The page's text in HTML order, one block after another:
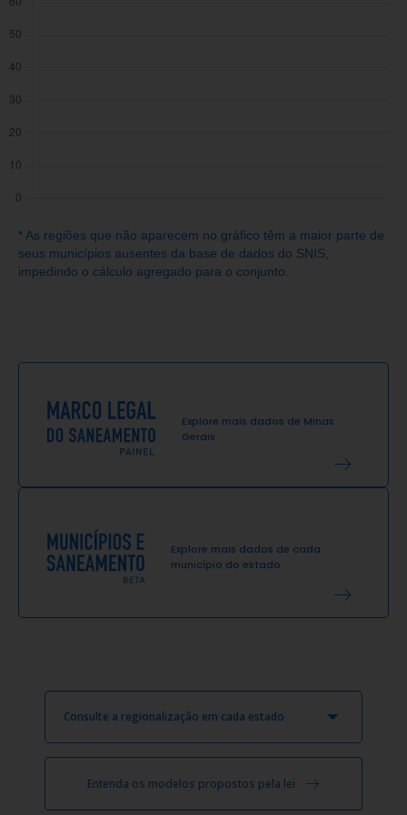
* As regiões que não aparecem no gráfico têm a maior parte de
seus municípios ausentes da base de dados do SNIS,
impedindo o cálculo agregado para o conjunto.
Explore mais dados de Minas
Gerais
Explore mais dados de cada
município do estado
Consulte a regionalização em cada estado
Entenda os modelos propostos pela lei